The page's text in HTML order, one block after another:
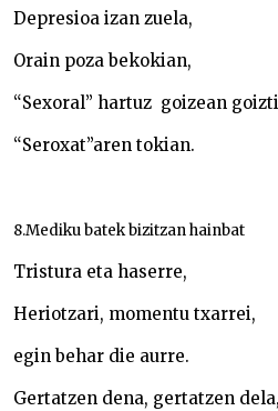
Depresioa izan zuela,
Orain poza bekokian,
“Sexoral” hartuz goizean
“Seroxat”aren tokian.
8.Mediku batek bizitzan hainbat
Tristura eta haserre,
Heriotzari, momentu txarrei,
egin behar die aurre.
Gertatzen dena, gertatzen dela,